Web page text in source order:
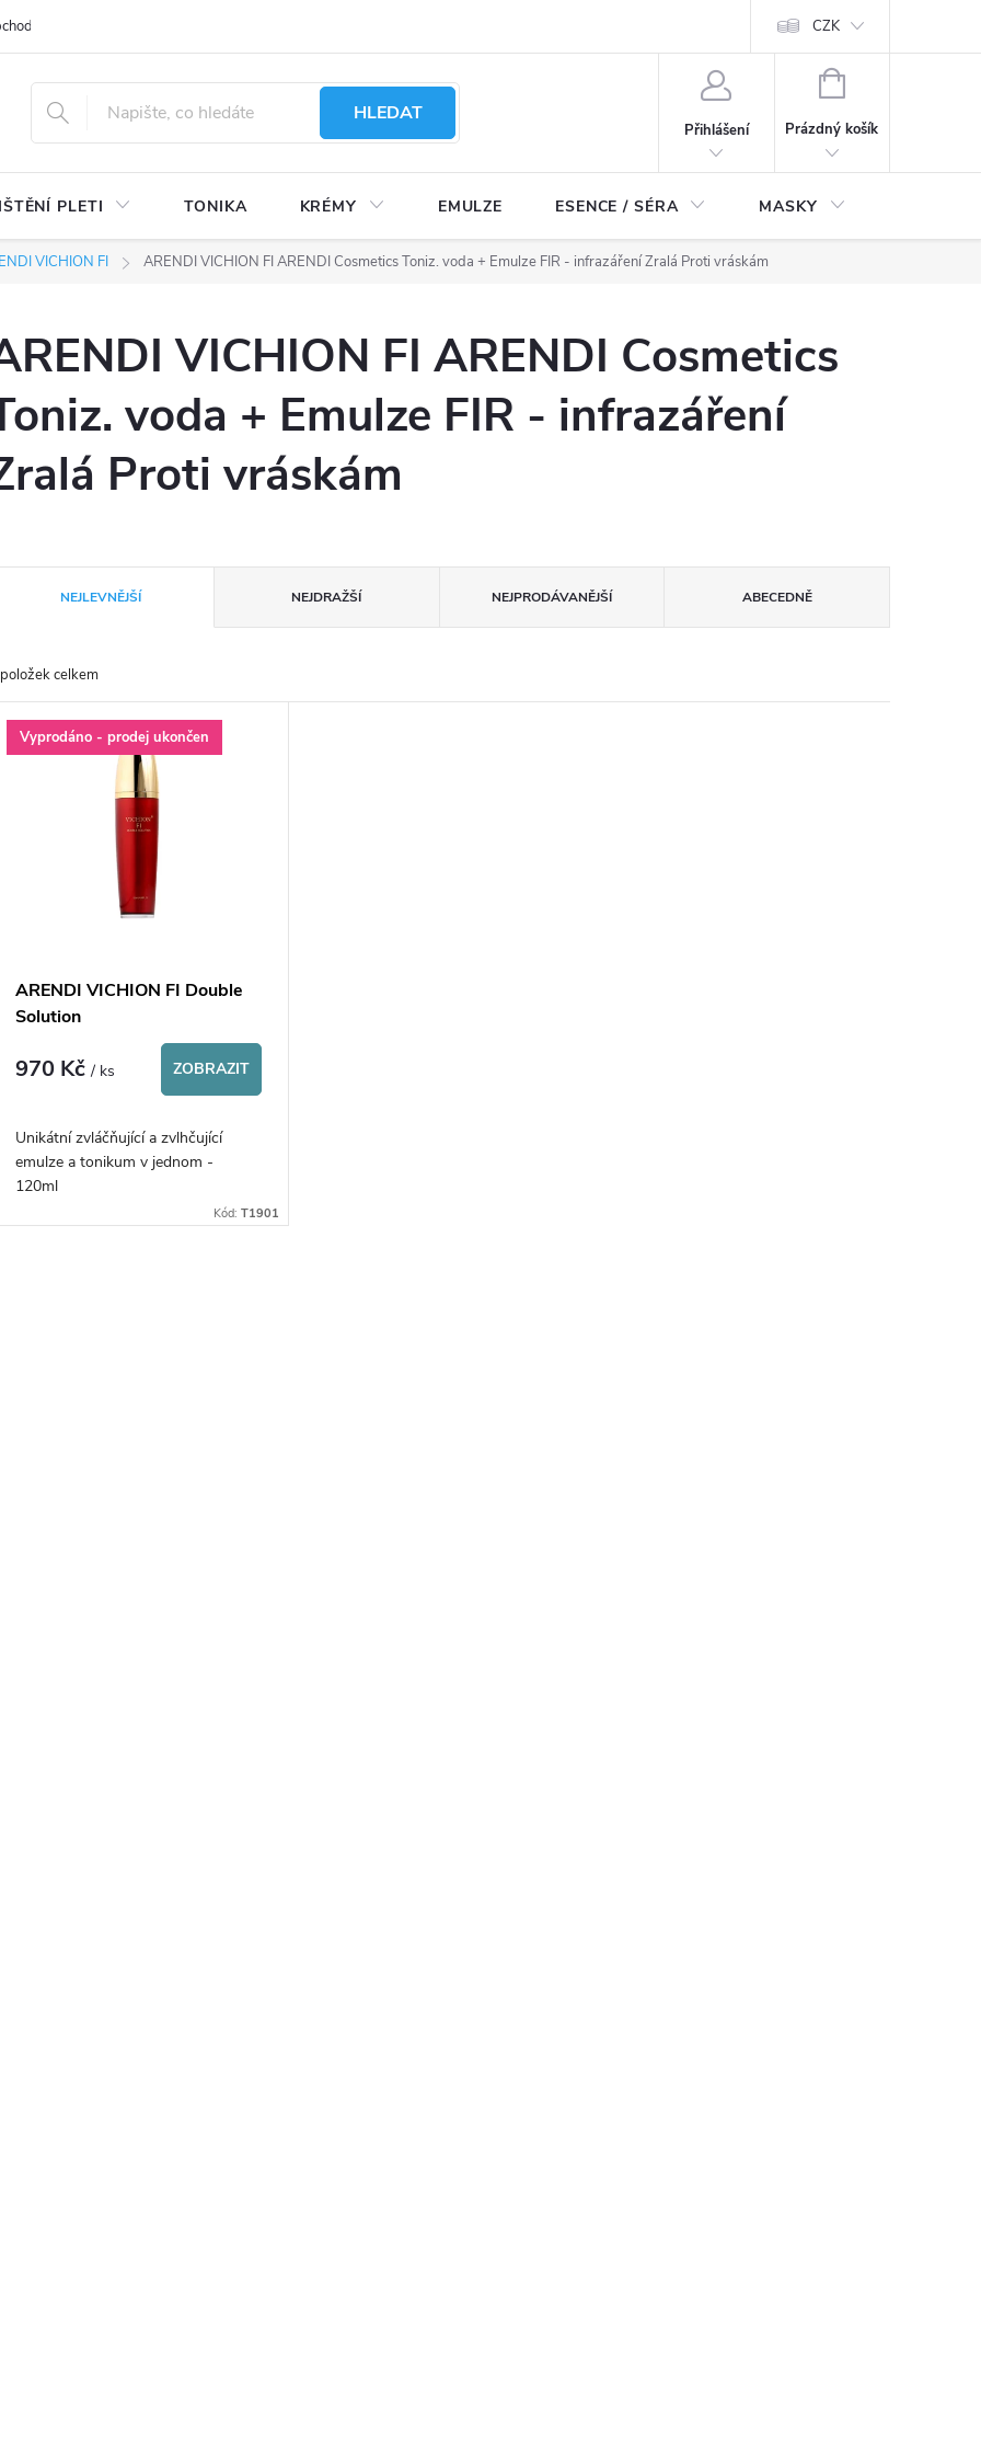
CZK
HLEDAT
Přihlášení
NÁKUPNÍ
Prázdný košík
PLETI TONIKA KRÉMY EMULZE ESENCE / SÉRA MASKY
VICHION FI ARENDI VICHION FI ARENDI Cosmetics Toniz. voda + Emulze FIR - infrazáření Zralá Proti vráskám
VICHION FI ARENDI Cosmetics
voda + Emulze FIR - infrazáření
Proti vráskám
e
NEJLEVNĚJŠÍ NEJDRAŽŠÍ NEJPRODÁVANĚJŠÍ ABECEDNĚ
položek celkem
VVyprodáno - prodej ukončen
ARENDI VICHION FI Double
Solution
970 Kč/ ks ZOBRAZIT
Unikátní zvláčňující a zvlhčující
emulze a tonikum v jednom -
120ml
Kód:T1901